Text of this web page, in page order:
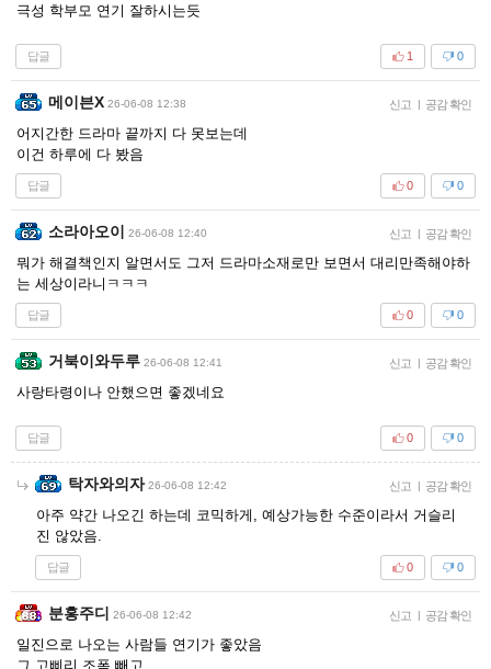
극성 학부모 연기 잘하시는듯
답글 0
1
메이븐X 26-06-08 12:38 신고 | 공감 확인
어지간한 드라마 끝까지 다 못보는데
이건 하루에 다 봤음
답글 0
0
소라아오이 26-06-08 12:40 신고 | 공감 확인
뭐가 해결책인지 알면서도 그저 드라마소재로만 보면서 대리만족해야하
는 세상이라니ㅋㅋㅋ
답글 0
0
거북이와두루 26-06-08 12:41 신고 | 공감 확인
사랑타령이나 안했으면 좋겠네요
답글 0
0
탁자와의자 26-06-08 12:42 신고 | 공감 확인
아주 약간 나오긴 하는데 코믹하게, 예상가능한 수준이라서 거슬리
진 않았음.
답글 0
0
분홍주디 26-06-08 12:42 신고 | 공감 확인
일진으로 나오는 사람들 연기가 좋았음
그 고삐리 조폭 빼고